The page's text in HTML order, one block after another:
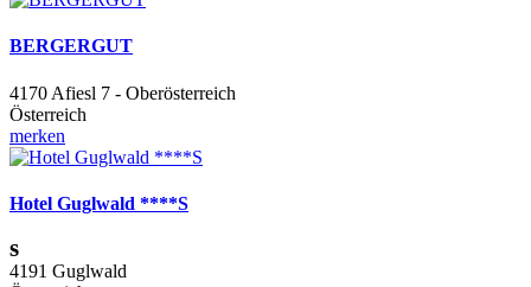
BERGERGUT
4170 Afiesl 7 - Oberösterreich
Österreich
merken
Hotel Guglwald ****S
s
4191 Guglwald